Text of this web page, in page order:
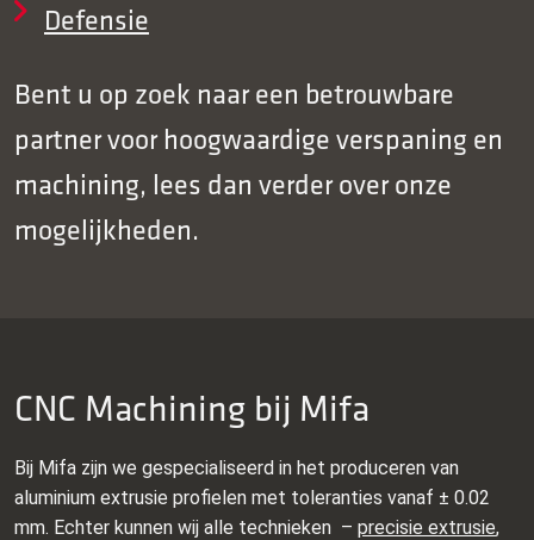
Defensie
Bent u op zoek naar een betrouwbare
partner voor hoogwaardige verspaning en
machining, lees dan verder over onze
mogelijkheden.
CNC Machining bij Mifa
Bij Mifa zijn we gespecialiseerd in het produceren van
aluminium extrusie profielen met toleranties vanaf ± 0.02
mm. Echter kunnen wij alle technieken – precisie extrusie,